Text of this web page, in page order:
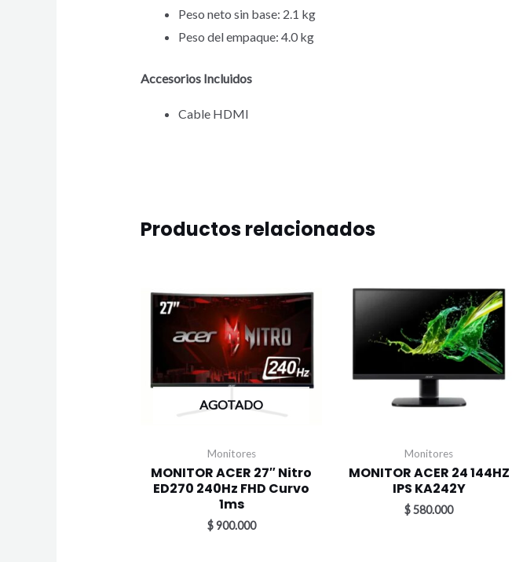
Peso neto sin base: 2.1 kg
Peso del empaque: 4.0 kg
Accesorios Incluidos
Cable HDMI
Productos relacionados
AGOTADO
Monitores
MONITOR ACER 27″ Nitro
ED270 240Hz FHD Curvo
1ms
$900.000
Monitores
MONITOR ACER 24 144HZ
IPS KA242Y
$580.000